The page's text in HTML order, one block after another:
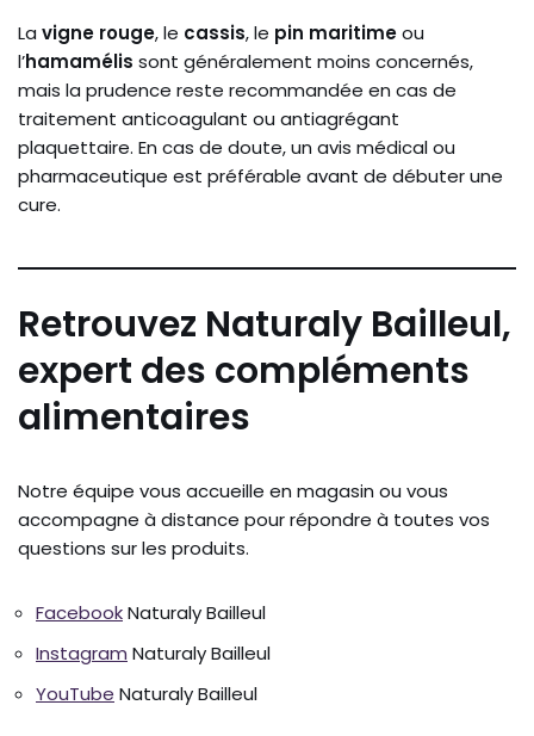
La vigne rouge, le cassis, le pin maritimeou
l’hamamélis sont généralement moins concernés,
mais la prudence reste recommandée en cas de
traitement anticoagulant ou antiagrégant
plaquettaire. En cas de doute, un avis médical ou
pharmaceutique est préférable avant de débuter une
cure.
Retrouvez Naturaly Bailleul,
expert des compléments
alimentaires
Notre équipe vous accueille en magasin ou vous
accompagne à distance pour répondre à toutes vos
questions sur les produits.
FacebookNaturaly Bailleul
Instagram Naturaly Bailleul
YouTube Naturaly Bailleul